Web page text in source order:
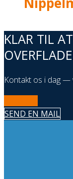
KLAR TIL
Kontakt os i dag —
SEND EN MAIL